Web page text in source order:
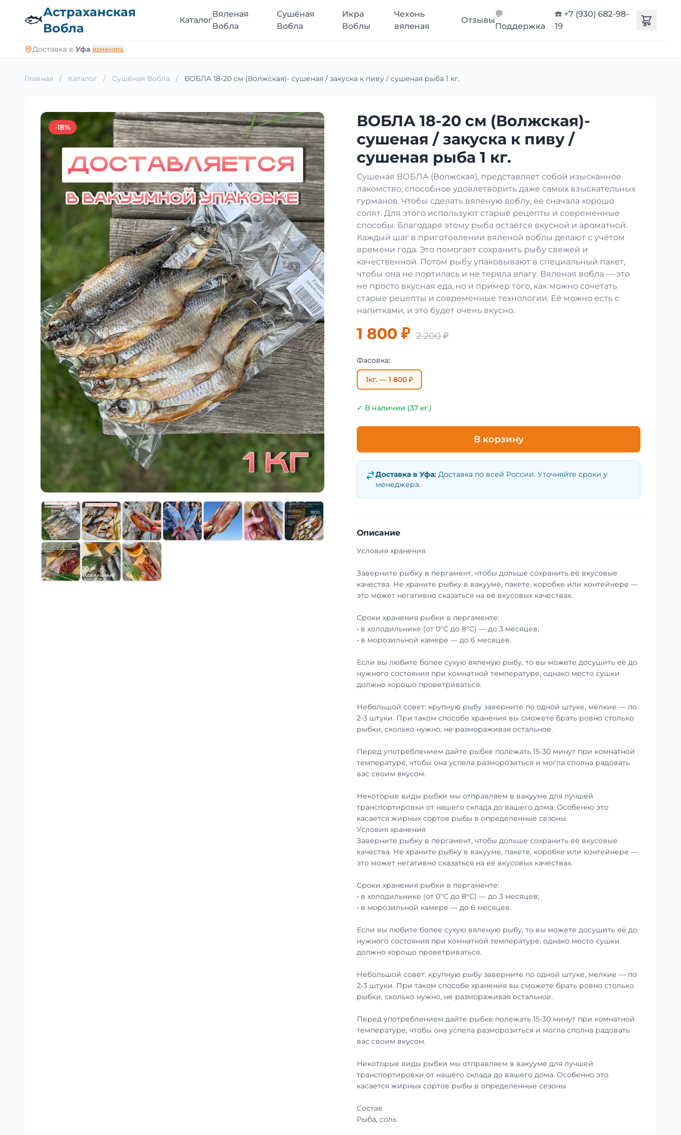
🐟Астраханская
Вобла
Каталог
Вяленая
Вобла
Сушёная
Вобла
Икра
Воблы
Чехонь
вяленая
Отзывы
💬
Поддержка
☎️ +7 (930) 682-98-
19
Доставка в Уфа изменить
Главная / Каталог / Сушёная Вобла / ВОБЛА 18-20 см (Волжская)- сушеная / закуска к пиву / сушеная рыба 1 кг.
-18%
ВОБЛА 18-20 см (Волжская)-
сушеная / закуска к пиву /
сушеная рыба 1 кг.
Сушеная ВОБЛА (Волжская), представляет собой изысканное
лакомство, способное удовлетворить даже самых взыскательных
гурманов. Чтобы сделать вяленую воблу, её сначала хорошо
солят. Для этого используют старые рецепты и современные
способы. Благодаря этому рыба остаётся вкусной и ароматной.
Каждый шаг в приготовлении вяленой воблы делают с учётом
времени года. Это помогает сохранить рыбу свежей и
качественной. Потом рыбу упаковывают в специальный пакет,
чтобы она не портилась и не теряла влагу. Вяленая вобла — это
не просто вкусная еда, но и пример того, как можно сочетать
старые рецепты и современные технологии. Её можно есть с
напитками, и это будет очень вкусно.
1 800 ₽ 2 200 ₽
Фасовка:
1кг. — 1 800 ₽
✓ В наличии (37 кг.)
В корзину
Доставка в Уфа: Доставка по всей России. Уточняйте сроки у
менеджера.
Описание
Условия хранения
Заверните рыбку в пергамент, чтобы дольше сохранить её вкусовые
качества. Не храните рыбку в вакууме, пакете, коробке или контейнере —
это может негативно сказаться на её вкусовых качествах.
Сроки хранения рыбки в пергаменте:
• в холодильнике (от 0°С до 8°С) — до 3 месяцев;
• в морозильной камере — до 6 месяцев.
Если вы любите более сухую вяленую рыбу, то вы можете досушить её до
нужного состояния при комнатной температуре, однако место сушки
должно хорошо проветриваться.
Небольшой совет: крупную рыбу заверните по одной штуке, мелкие — по
2-3 штуки. При таком способе хранения вы сможете брать ровно столько
рыбки, сколько нужно, не размораживая остальное.
Перед употреблением дайте рыбке полежать 15-30 минут при комнатной
температуре, чтобы она успела разморозиться и могла сполна радовать
вас своим вкусом.
Некоторые виды рыбки мы отправляем в вакууме для лучшей
транспортировки от нашего склада до вашего дома. Особенно это
касается жирных сортов рыбы в определенные сезоны
Условия хранения
Заверните рыбку в пергамент, чтобы дольше сохранить её вкусовые
качества. Не храните рыбку в вакууме, пакете, коробке или контейнере —
это может негативно сказаться на её вкусовых качествах.
Сроки хранения рыбки в пергаменте:
• в холодильнике (от 0°С до 8°С) — до 3 месяцев;
• в морозильной камере — до 6 месяцев.
Если вы любите более сухую вяленую рыбу, то вы можете досушить её до
нужного состояния при комнатной температуре, однако место сушки
должно хорошо проветриваться.
Небольшой совет: крупную рыбу заверните по одной штуке, мелкие — по
2-3 штуки. При таком способе хранения вы сможете брать ровно столько
рыбки, сколько нужно, не размораживая остальное.
Перед употреблением дайте рыбке полежать 15-30 минут при комнатной
температуре, чтобы она успела разморозиться и могла сполна радовать
вас своим вкусом.
Некоторые виды рыбки мы отправляем в вакууме для лучшей
транспортировки от нашего склада до вашего дома. Особенно это
касается жирных сортов рыбы в определенные сезоны
Состав
Рыба, соль